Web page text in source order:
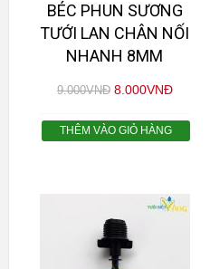
BÉC PHUN SƯƠNG
TƯỚI LAN CHÂN NỐI
NHANH 8MM
9.000VNĐ 8.000VNĐ
THÊM VÀO GIỎ HÀNG